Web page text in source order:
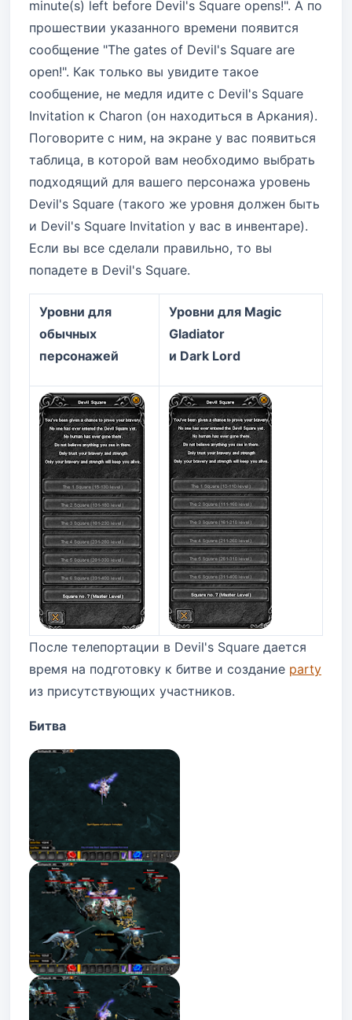
minute(s) left before Devil's Square opens!". А по
прошествии указанного времени появится
сообщение "The gates of Devil's Square are
open!". Как только вы увидите такое
сообщение, не медля идите с Devil's Square
Invitation к Charon (он находиться в Аркания).
Поговорите с ним, на экране у вас появиться
таблица, в которой вам необходимо выбрать
подходящий для вашего персонажа уровень
Devil's Square (такого же уровня должен быть
и Devil's Square Invitation у вас в инвентаре).
Если вы все сделали правильно, то вы
попадете в Devil's Square.
Уровни для
обычных
персонажей
Уровни для Magic
Gladiator
и Dark Lord
После телепортации в Devil's Square дается
время на подготовку к битве и создание party
из присутствующих участников.
Битва